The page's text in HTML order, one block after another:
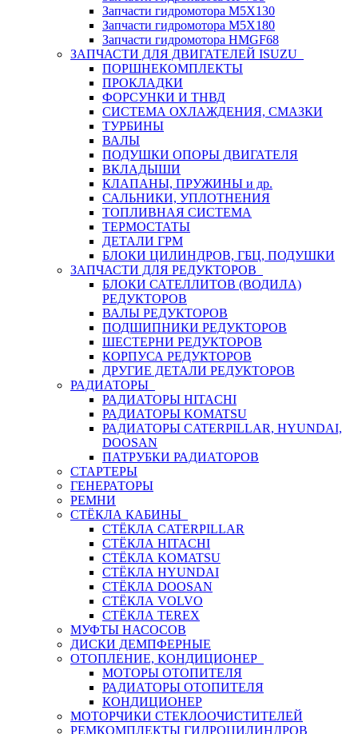
Запчасти гидромотора M5X130
Запчасти гидромотора M5X180
Запчасти гидромотора HMGF68
ЗАПЧАСТИ ДЛЯ ДВИГАТЕЛЕЙ ISUZU
ПОРШНЕКОМПЛЕКТЫ
ПРОКЛАДКИ
ФОРСУНКИ И ТНВД
СИСТЕМА ОХЛАЖДЕНИЯ, СМАЗКИ
ТУРБИНЫ
ВАЛЫ
ПОДУШКИ ОПОРЫ ДВИГАТЕЛЯ
ВКЛАДЫШИ
КЛАПАНЫ, ПРУЖИНЫ и др.
САЛЬНИКИ, УПЛОТНЕНИЯ
ТОПЛИВНАЯ СИСТЕМА
ТЕРМОСТАТЫ
ДЕТАЛИ ГРМ
БЛОКИ ЦИЛИНДРОВ, ГБЦ, ПОДУШКИ
ЗАПЧАСТИ ДЛЯ РЕДУКТОРОВ
БЛОКИ САТЕЛЛИТОВ (ВОДИЛА)
РЕДУКТОРОВ
ВАЛЫ РЕДУКТОРОВ
ПОДШИПНИКИ РЕДУКТОРОВ
ШЕСТЕРНИ РЕДУКТОРОВ
КОРПУСА РЕДУКТОРОВ
ДРУГИЕ ДЕТАЛИ РЕДУКТОРОВ
РАДИАТОРЫ
РАДИАТОРЫ HITACHI
РАДИАТОРЫ KOMATSU
РАДИАТОРЫ CATERPILLAR, HYUNDAI,
DOOSAN
ПАТРУБКИ РАДИАТОРОВ
СТАРТЕРЫ
ГЕНЕРАТОРЫ
РЕМНИ
СТЁКЛА КАБИНЫ
СТЁКЛА CATERPILLAR
СТЁКЛА HITACHI
СТЁКЛА KOMATSU
СТЁКЛА HYUNDAI
СТЁКЛА DOOSAN
СТЁКЛА VOLVO
СТЁКЛА TEREX
МУФТЫ НАСОСОВ
ДИСКИ ДЕМПФЕРНЫЕ
ОТОПЛЕНИЕ, КОНДИЦИОНЕР
МОТОРЫ ОТОПИТЕЛЯ
РАДИАТОРЫ ОТОПИТЕЛЯ
КОНДИЦИОНЕР
МОТОРЧИКИ СТЕКЛООЧИСТИТЕЛЕЙ
РЕМКОМПЛЕКТЫ ГИДРОЦИЛИНДРОВ